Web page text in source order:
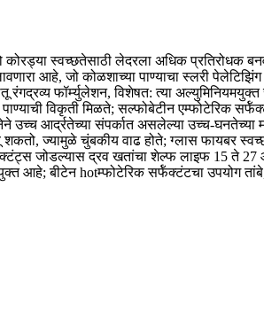
स्वच्छतेसाठी लेदरला अधिक प्रतिरोधक
आहे, जो कोळशाच्या पाण्याचा स्लरी
फॉर्म्युलेशन, विशेषत: त्या
विकृती मिळते; सल्फोबेटीन एम्फोटेरिक
आर्द्रतेच्या संपर्कात असलेल्या उच्च-घनतेच्या
ज्यामुळे चुंबकीय वाढ होते; ग्लास फायबर
जोडल्यास द्रव खतांचा शेल्फ लाइफ 15 ते
आहे; बीटेन hotम्फोटेरिक सर्फॅक्टंटचा उपयोग